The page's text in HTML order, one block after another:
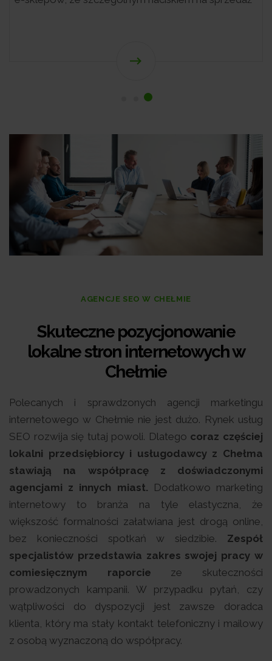
AGENCJE SEO W CHEŁMIE
Skuteczne pozycjonowanie
lokalne stron internetowych w
Chełmie
Polecanych i sprawdzonych agencji marketingu
internetowego w Chełmie nie jest dużo. Rynek usług
SEO rozwija się tutaj powoli. Dlatego coraz częściej
lokalni przedsiębiorcy i usługodawcy z Chełma
stawiają na współpracę z doświadczonymi
agencjami z innych miast. Dodatkowo marketing
internetowy to branża na tyle elastyczna, że
większość formalności załatwiana jest drogą online,
bez konieczności spotkań w siedzibie. Zespół
specjalistów przedstawia zakres swojej pracy w
comiesięcznym raporcie ze skuteczności
prowadzonych kampanii. W przypadku pytań, czy
wątpliwości do dyspozycji jest zawsze doradca
klienta, który ma stały kontakt telefoniczny i mailowy
z osobą wyznaczoną do współpracy.